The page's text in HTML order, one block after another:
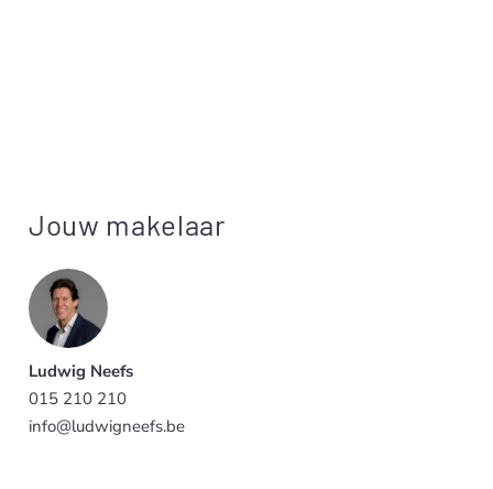
Jouw makelaar
Ludwig Neefs
015 210 210
info@ludwigneefs.be